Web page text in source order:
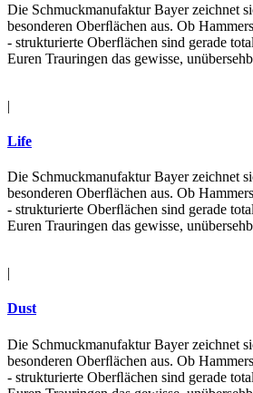
Die Schmuckmanufaktur Bayer zeichnet
besonderen Oberﬂächen aus. Ob
- strukturierte Oberﬂächen sind gerade
Euren Trauringen das gewisse,
|
Life
Die Schmuckmanufaktur Bayer zeichnet
besonderen Oberﬂächen aus. Ob
- strukturierte Oberﬂächen sind gerade
Euren Trauringen das gewisse,
|
Dust
Die Schmuckmanufaktur Bayer zeichnet
besonderen Oberﬂächen aus. Ob
- strukturierte Oberﬂächen sind gerade